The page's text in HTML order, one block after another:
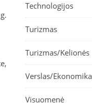
Technologijos
Turizmas
Turizmas/Kelionės
Verslas/Ekonomika
Visuomenė